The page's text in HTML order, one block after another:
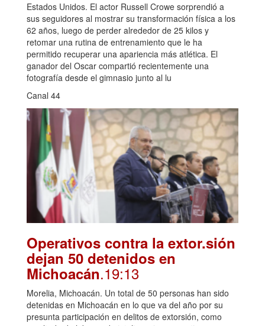
Estados Unidos. El actor Russell Crowe sorprendió a
sus seguidores al mostrar su transformación física a los
62 años, luego de perder alrededor de 25 kilos y
retomar una rutina de entrenamiento que le ha
permitido recuperar una apariencia más atlética. El
ganador del Oscar compartió recientemente una
fotografía desde el gimnasio junto al lu
Canal 44
Operativos contra la extor.sión
dejan 50 detenidos en
Michoacán.19:13
Morelia, Michoacán. Un total de 50 personas han sido
detenidas en Michoacán en lo que va del año por su
presunta participación en delitos de extorsión, como